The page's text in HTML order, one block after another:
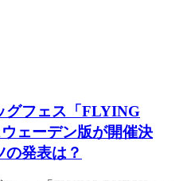
グフェス「FLYING
ェーデン版が開催決
の発表は？